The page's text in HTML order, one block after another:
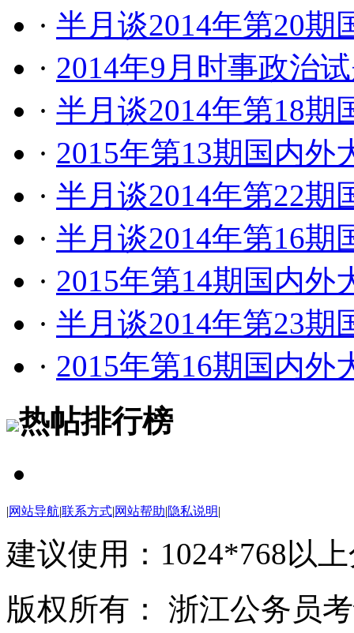
· 半月谈2014年第20期
· 2014年9月时事政治
· 半月谈2014年第18期
· 2015年第13期国内外
· 半月谈2014年第22期
· 半月谈2014年第16期
· 2015年第14期国内外
· 半月谈2014年第23期
· 2015年第16期国内外
热帖排行榜
|网站导航|联系方式|网站帮助|隐私说明|
建议使用：1024*768以
版权所有： 浙江公务员